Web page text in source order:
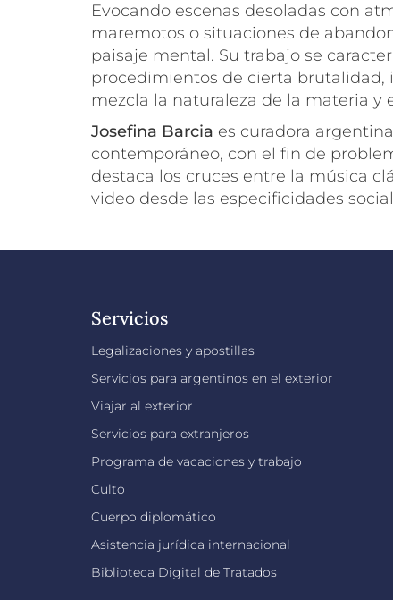
Evocando escenas desoladas con
maremotos o situaciones de
paisaje mental. Su trabajo se
procedimientos de cierta brutalidad,
mezcla la naturaleza de la materia y
Josefina Barcia es curadora
contemporáneo, con el fin de
destaca los cruces entre la música
video desde las especificidades
Servicios
Legalizaciones y apostillas
Servicios para argentinos en el exterior
Viajar al exterior
Servicios para extranjeros
Programa de vacaciones y trabajo
Culto
Cuerpo diplomático
Asistencia jurídica internacional
Biblioteca Digital de Tratados